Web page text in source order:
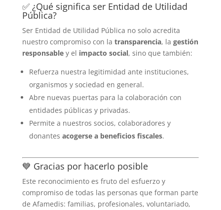
✅ ¿Qué significa ser Entidad de Utilidad
Pública?
Ser Entidad de Utilidad Pública no solo acredita
nuestro compromiso con la transparencia, la gestión
responsabley el impacto social, sino que también:
Refuerza nuestra legitimidad ante instituciones,
organismos y sociedad en general.
Abre nuevas puertas para la colaboración con
entidades públicas y privadas.
Permite a nuestros socios, colaboradores y
donantes acogerse a beneficios fiscales.
💙 Gracias por hacerlo posible
Este reconocimiento es fruto del esfuerzo y
compromiso de todas las personas que forman parte
de Afamedis: familias, profesionales, voluntariado,